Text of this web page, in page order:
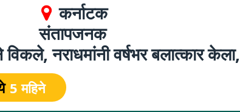
कर्नाटक
संतापजनक
नराधमांनी वर्षभर बलात्कार केला,
5 महिने